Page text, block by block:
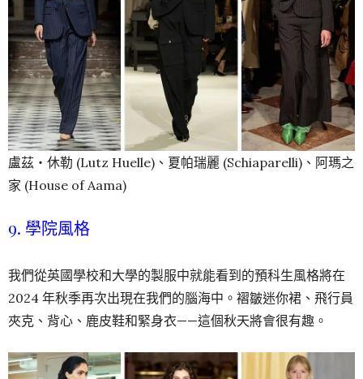
盧茲‧休勒 (Lutz Huelle)、夏帕瑞麗 (Schiaparelli)、阿瑪之
家 (House of Aama)
9. 學院風格
我們從英國學校和大學的製服中就能看到的預科生風格將在
2024 年秋季再次出現在我們的腦海中。褶皺迷你裙、飛行員
夾克、背心、鹿皮鞋和緊身衣——這個秋天將會很有趣。